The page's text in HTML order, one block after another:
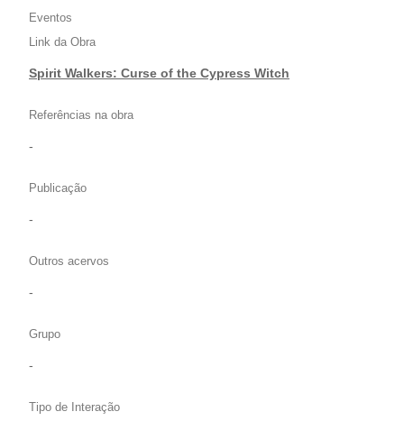
Eventos
Link da Obra
Spirit Walkers: Curse of the Cypress Witch
Referências na obra
-
Publicação
-
Outros acervos
-
Grupo
-
Tipo de Interação